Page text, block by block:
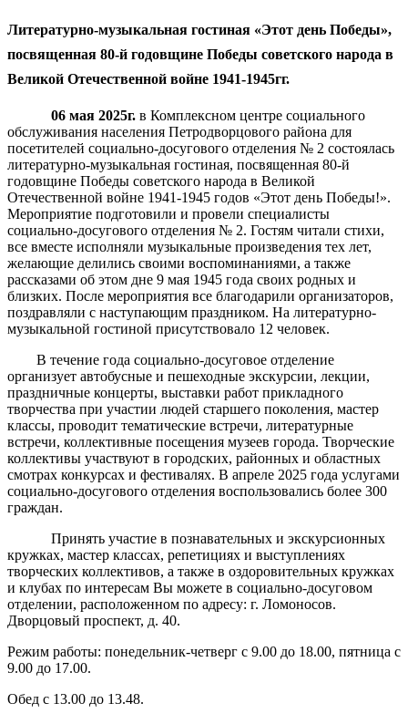
Литературно-музыкальная гостиная «Этот день Победы»,
посвященная 80-й годовщине Победы советского народа в
Великой Отечественной войне 1941-1945гг.
06 мая 2025г. в Комплексном центре социального
обслуживания населения Петродворцового района для
посетителей социально-досугового отделения № 2 состоялась
литературно-музыкальная гостиная, посвященная 80-й
годовщине Победы советского народа в Великой
Отечественной войне 1941-1945 годов «Этот день Победы!».
Мероприятие подготовили и провели специалисты
социально-досугового отделения № 2. Гостям читали стихи,
все вместе исполняли музыкальные произведения тех лет,
желающие делились своими воспоминаниями, а также
рассказами об этом дне 9 мая 1945 года своих родных и
близких. После мероприятия все благодарили организаторов,
поздравляли с наступающим праздником. На литературно-
музыкальной гостиной присутствовало 12 человек.
В течение года социально-досуговое отделение
организует автобусные и пешеходные экскурсии, лекции,
праздничные концерты, выставки работ прикладного
творчества при участии людей старшего поколения, мастер
классы, проводит тематические встречи, литературные
встречи, коллективные посещения музеев города. Творческие
коллективы участвуют в городских, районных и областных
смотрах конкурсах и фестивалях. В апреле 2025 года услугами
социально-досугового отделения воспользовались более 300
граждан.
Принять участие в познавательных и экскурсионных
кружках, мастер классах, репетициях и выступлениях
творческих коллективов, а также в оздоровительных кружках
и клубах по интересам Вы можете в социально-досуговом
отделении, расположенном по адресу: г. Ломоносов.
Дворцовый проспект, д. 40.
Режим работы: понедельник-четверг с 9.00 до 18.00, пятница с
9.00 до 17.00.
Обед с 13.00 до 13.48.